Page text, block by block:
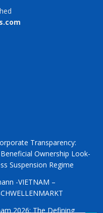
Transparency:
Ownership Look-
Suspension Regime
-VIETNAM –
2026: The Defining